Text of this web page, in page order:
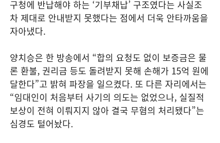
구청에 반납해야 하는 ‘기부채납’ 구조였다는 사실조
차 제대로 안내받지 못했다는 점에서 더욱 안타까움을
자아냈다.
양치승은 한 방송에서 “합의 요청도 없이 보증금은 물
론 환불, 권리금 등도 돌려받지 못해 손해가 15억 원에
달한다”고 밝혀 파장을 일으켰다. 또 다른 자리에서는
“임대인이 처음부터 사기의 의도는 없었으나, 실질적
보상이 전혀 이뤄지지 않아 결국 무혐의 처리됐다”는
심경도 털어놨다.